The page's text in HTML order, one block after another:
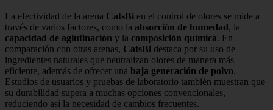
La efectividad de la arena CatsBi en el control de olores se mide a
través de varios factores, como la absorción de humedad, la
capacidad de aglutinación y la composición química. En
comparación con otras arenas, CatsBi destaca por su uso de
ingredientes naturales que neutralizan olores de manera más
eficiente, además de ofrecer una baja generación de polvo.
Estudios de usuarios y pruebas de laboratorio también muestran que
su durabilidad supera a muchas opciones convencionales,
reduciendo así la necesidad de cambios frecuentes.